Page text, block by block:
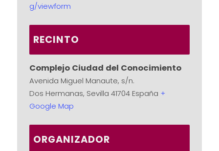
g/viewform
RECINTO
Complejo Ciudad del Conocimiento
Avenida Miguel Manaute, s/n.
Dos Hermanas, Sevilla 41704 España +
Google Map
ORGANIZADOR